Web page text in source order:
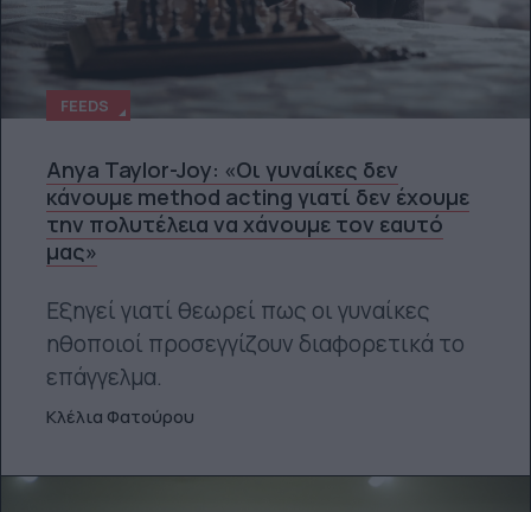
FEEDS
Anya Taylor-Joy: «Οι γυναίκες δεν
κάνουμε method acting γιατί δεν έχουμε
την πολυτέλεια να χάνουμε τον εαυτό
μας»
Εξηγεί γιατί θεωρεί πως οι γυναίκες
ηθοποιοί προσεγγίζουν διαφορετικά το
επάγγελμα.
Κλέλια Φατούρου